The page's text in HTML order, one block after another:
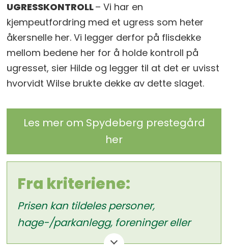
UGRESSKONTROLL– Vi har en
kjempeutfordring med et ugress som heter
åkersnelle her. Vi legger derfor på flisdekke
mellom bedene her for å holde kontroll på
ugresset, sier Hilde og legger til at det er uvisst
hvorvidt Wilse brukte dekke av dette slaget.
Les mer om Spydeberg prestegård
her
Fra kriteriene:
Prisen kan tildeles personer,
hage-/parkanlegg, foreninger eller
bedrifter som på en særdeles god